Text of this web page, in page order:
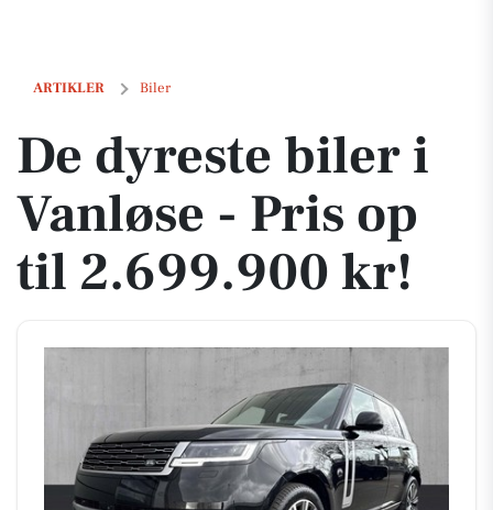
ARTIKLER Biler
De dyreste biler i Vanløse - Pris op til 2.699.900 kr!
De dyreste biler i
Vanløse - Pris op
til 2.699.900 kr!